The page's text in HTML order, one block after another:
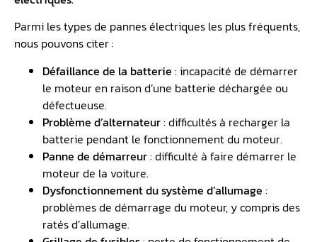
Parmi les types de pannes électriques les plus fréquents,
nous pouvons citer :
Défaillance de la batterie : incapacité de démarrer
le moteur en raison d’une batterie déchargée ou
défectueuse.
Problème d’alternateur: difficultés à recharger la
batterie pendant le fonctionnement du moteur.
Panne de démarreur: difficulté à faire démarrer le
moteur de la voiture.
Dysfonctionnement du système d’allumage :
problèmes de démarrage du moteur, y compris des
ratés d’allumage.